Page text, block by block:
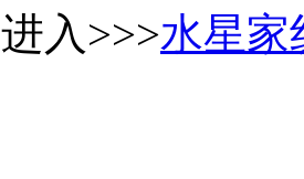
进入>>>水星家